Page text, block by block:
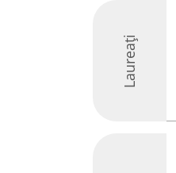
Laureați